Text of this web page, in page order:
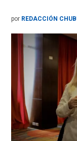
por REDACCIÓN